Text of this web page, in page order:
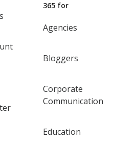
365 for
Agencies
Bloggers
Corporate
Communication
Education